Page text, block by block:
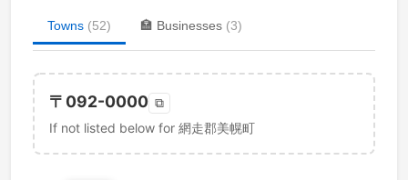
Towns (52) 🏣 Businesses (3)
〒 092-0000 ⧉
If not listed below for 網走郡美幌町